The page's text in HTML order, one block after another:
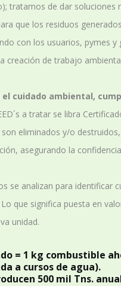
tratamos de dar
que los residuos
con los usuarios, pymes
creación de trabajo
el cuidado ambiental,
a tratar se libra
eliminados y/o
asegurando la
se analizan para identificar
que significa puesta en
unidad.
= 1 kg combustible
a cursos de agua).
500 mil Tns.